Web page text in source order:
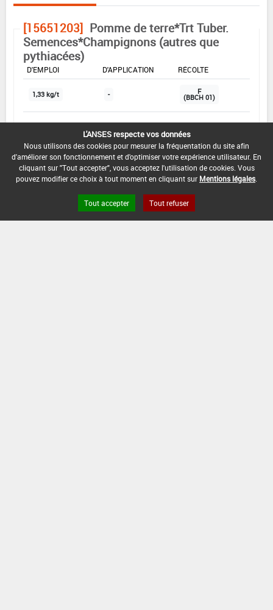
[15651203] Pomme de terre*Trt Tuber.
Semences*Champignons (autres que
pythiacées)
DOSE MAX
D'EMPLOI
D'APPLICATION
RÉCOLTE
1,33 kg/t - F
(BBCH 01)
INTERVALLE MINIMUM ENTRE APPLICATIONS :
-
DATE DE RETRAIT DE L'USAGE :
04/07/2021
DATE DE FIN DE DISTRIBUTION :
04/07/2021
L'ANSES respecte vos données
Nous utilisons des cookies pour mesurer la fréquentation du site afin
d'améliorer son fonctionnement et d'optimiser votre expérience utilisateur. En
cliquant sur "Tout accepter", vous acceptez l'utilisation de cookies. Vous
pouvez modifier ce choix à tout moment en cliquant sur Mentions légales
Tout accepter Tout refuser